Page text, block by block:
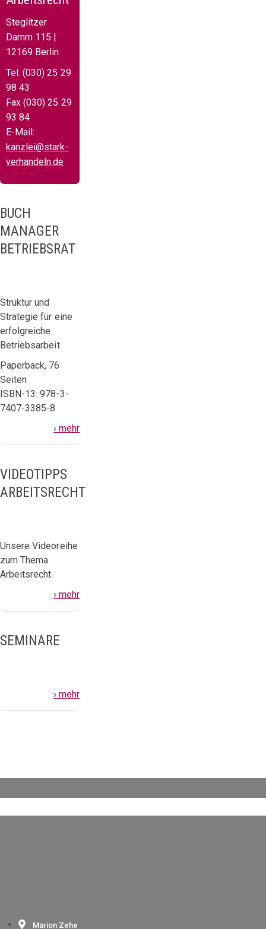
Steglitzer
Damm 115 |
12169 Berlin
Tel. (030) 25 29
98 43
Fax (030) 25 29
93 84
E-Mail:
kanzlei@stark-
verhandeln.de
BUCH
MANAGER
BETRIEBSRAT
Struktur und
Strategie für eine
erfolgreiche
Betriebsarbeit
Paperback, 76
Seiten
ISBN-13: 978-3-
7407-3385-8
› mehr
VIDEOTIPPS
ARBEITSRECHT
Unsere Videoreihe
zum Thema
Arbeitsrecht.
› mehr
SEMINARE
› mehr
Marion Zehe